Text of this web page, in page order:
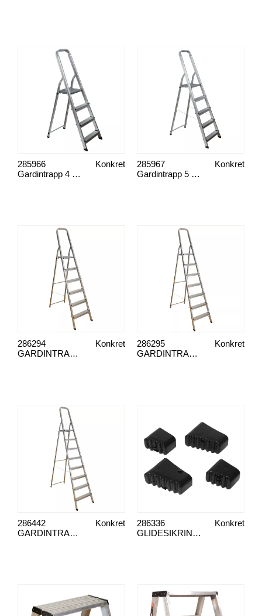
Gardintrapp 4 trinn
Konkret
285966
Gardintrapp 5 trinn
Konkret
285967
GARDINTRAPP 6-STEG
Konkret
286294
GARDINTRAPP 7-STEG
Konkret
286295
GARDINTRAPP 8-TRINN
Konkret
286442
GLIDESIKRINGSFØTTER ACTOOL STIGER
Konkret
286336